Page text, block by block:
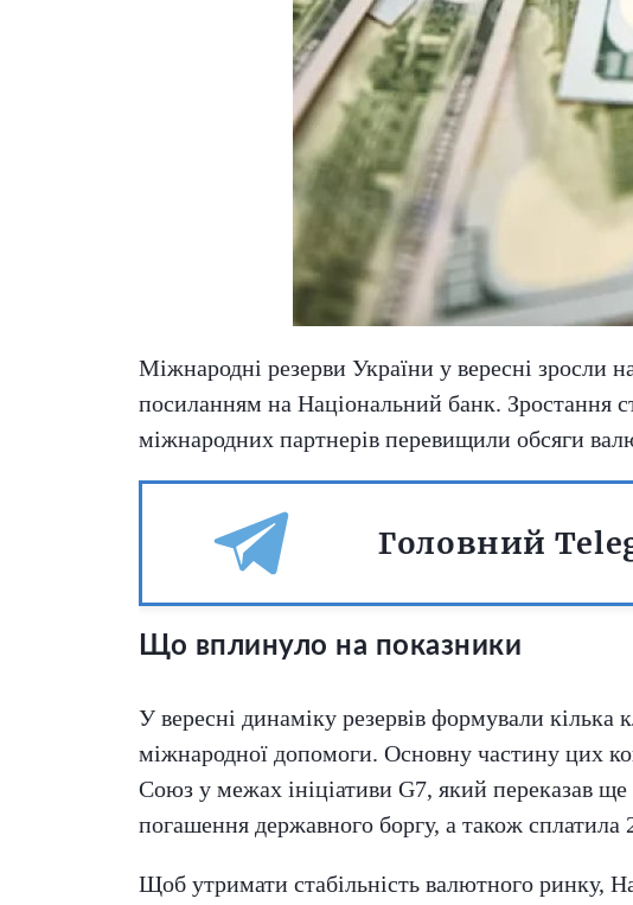
Міжнародні резерви України у вересні зросли
посиланням на Національний банк. Зростання
міжнародних партнерів перевищили обсяги
Головний
Що вплинуло на показники
У вересні динаміку резервів формували
міжнародної допомоги. Основну частину цих
Союз у межах ініціативи G7, який переказав
погашення державного боргу, а також
Щоб утримати стабільність валютного ринку,